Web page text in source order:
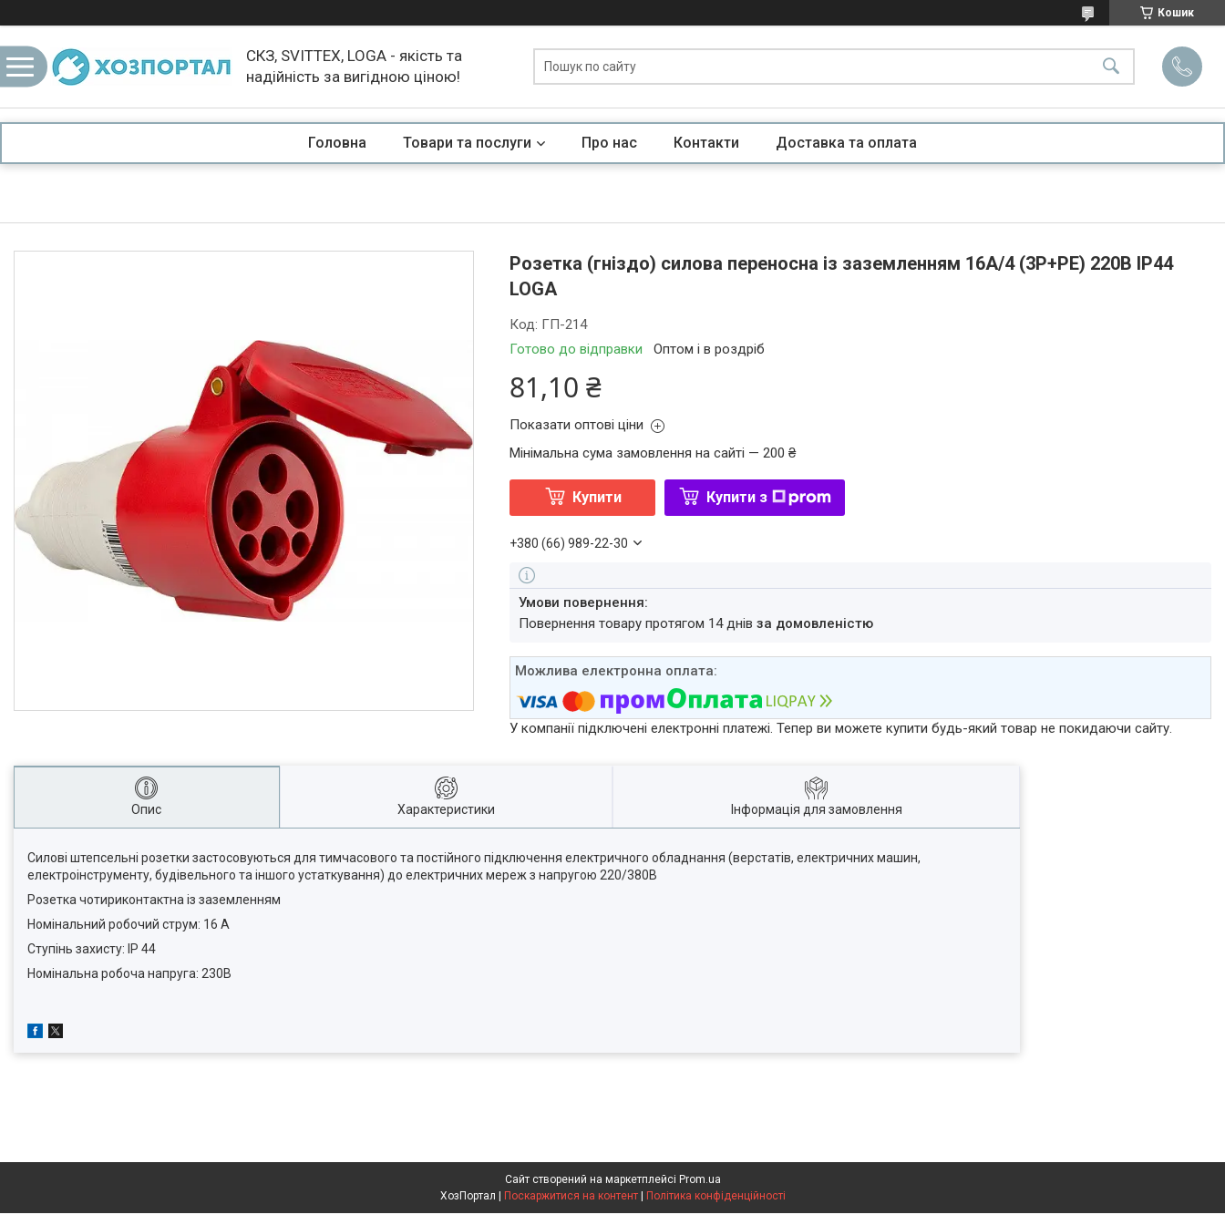
Кошик
СКЗ, SVITTEX, LOGA - якість та
надійність за вигідною ціною!
Головна Товари та послуги Про нас Контакти Доставка та оплата
Розетка (гніздо) силова переносна із заземленням 16А/4 (3Р+РЕ) 220B IP44
LOGA
Готово до відправки Оптом і в роздріб
Код: ГП-214
81,10 ₴
Показати оптові ціни
Мінімальна сума замовлення на сайті — 200 ₴
Купити Купити з
+380 (66) 989-22-30
повернення товару протягом 14 днівза домовленістю
У компанії підключені електронні платежі. Тепер ви можете купити будь-який товар не покидаючи сайту.
Опис Характеристики Інформація для замовлення
Силові штепсельні розетки застосовуються для тимчасового та постійного підключення електричного обладнання (верстатів, електричних машин,
електроінструменту, будівельного та іншого устаткування) до електричних мереж з напругою 220/380В
Розетка чотириконтактна із заземленням
Номінальний робочий струм: 16 А
Ступінь захисту: IP 44
Номінальна робоча напруга: 230В
Сайт створений на маркетплейсі Prom.ua
Поскаржитися на контент Політика конфіденційності